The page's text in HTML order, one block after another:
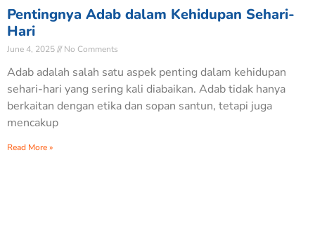
Pentingnya Adab dalam Kehidupan Sehari-
Hari
June 4, 2025 No Comments
Adab adalah salah satu aspek penting dalam kehidupan
sehari-hari yang sering kali diabaikan. Adab tidak hanya
berkaitan dengan etika dan sopan santun, tetapi juga
mencakup
Read More »